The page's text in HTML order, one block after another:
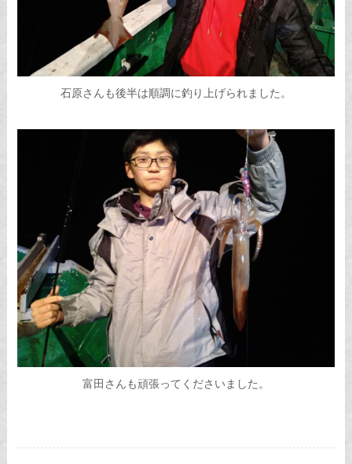
石原さんも後半は順調に釣り上げられました。
富田さんも頑張ってくださいました。